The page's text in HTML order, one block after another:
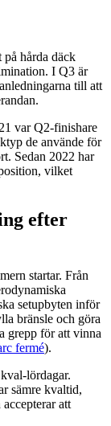
på hårda däck
I Q3 är
till att
var Q2-finishare
de använde för
Sedan 2022 har
vilket
efter
startar. Från
setupbyten inför
bränsle och göra
grepp för att vinna
fermé).
lördagar.
sämre kvaltid,
att